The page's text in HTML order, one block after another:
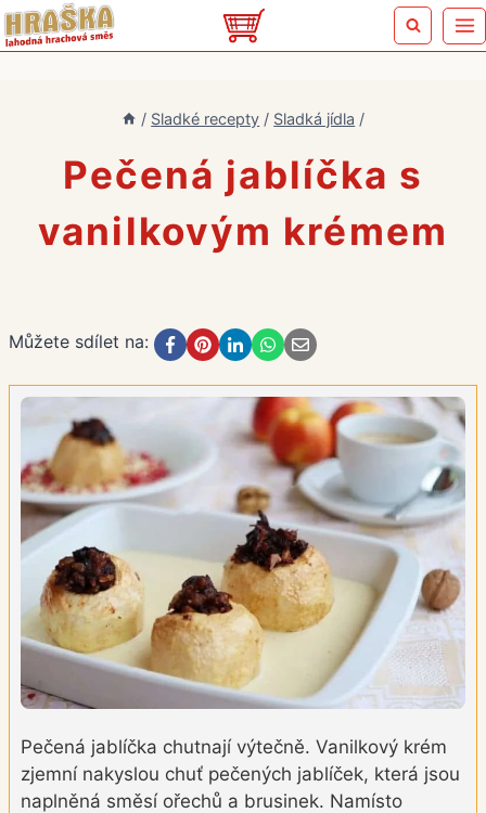
Přeskočit
na
/ Sladké recepty / Sladká jídla /
Pečená jablíčka s
vanilkovým krémem
Můžete sdílet na:
Pečená jablíčka chutnají výtečně. Vanilkový krém
zjemní nakyslou chuť pečených jablíček, která jsou
naplněná směsí ořechů a brusinek. Namísto